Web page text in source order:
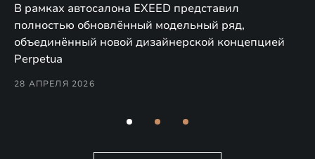
В рамках автосалона EXEED представил
полностью обновлённый модельный ряд,
объединённый новой дизайнерской концепцией
Perpetua
28 АПРЕЛЯ 2026